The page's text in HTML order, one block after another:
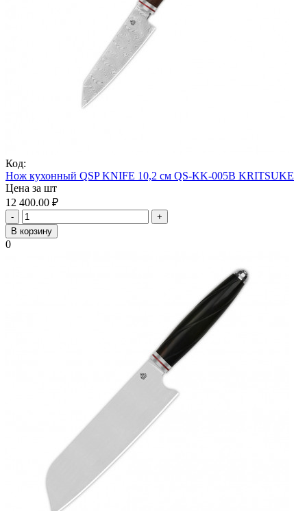
Код:
Нож кухонный QSP KNIFE 10,2 см QS-KK-005B KRITSUKE
Цена за шт
12 400.00 ₽
-
+
В корзину
0